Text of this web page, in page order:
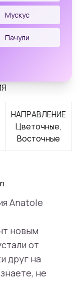
Мускус
Пачули
НАПРАВЛЕНИЕ
Цветочные,
Восточные
Anatole
новым
от
друг на
не